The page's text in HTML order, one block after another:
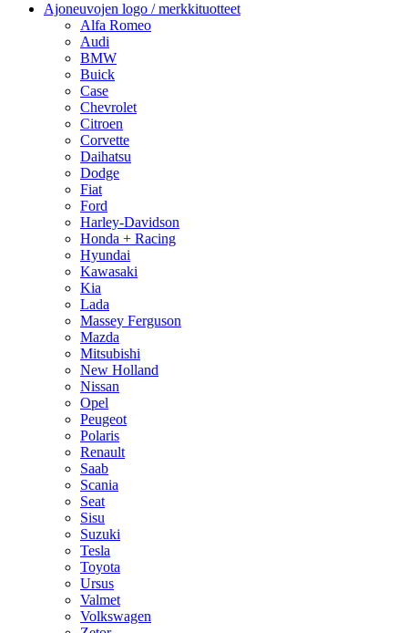
Ajoneuvojen logo / merkkituotteet
Alfa Romeo
Audi
BMW
Buick
Case
Chevrolet
Citroen
Corvette
Daihatsu
Dodge
Fiat
Ford
Harley-Davidson
Honda + Racing
Hyundai
Kawasaki
Kia
Lada
Massey Ferguson
Mazda
Mitsubishi
New Holland
Nissan
Opel
Peugeot
Polaris
Renault
Saab
Scania
Seat
Sisu
Suzuki
Tesla
Toyota
Ursus
Valmet
Volkswagen